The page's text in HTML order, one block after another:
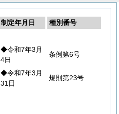
制定年月日
種別番号
◆令和7年3月
4日
条例第6号
◆令和7年3月
31日
規則第23号